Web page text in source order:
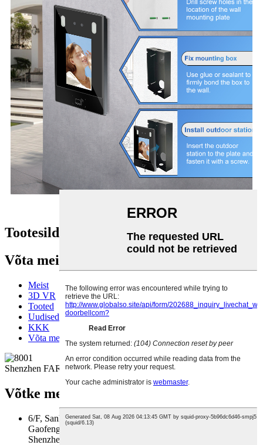
Tootesildid
Võta meiega ühendust
Meist
3D VR
Tooted
Uudised
KKK
Võta meiega ühendust
Shenzhen FARHD Tech Co., Ltd.
Võtke meiega ühendust
6/F, Sanhe teadus- ja tehnoloogiapark, nr 1, Sanhe tee.
Gaofengi kogukond, Dalangi tänav, Longhua piirkond,
Shenzheni linn, Guangdongi provints, Hiina